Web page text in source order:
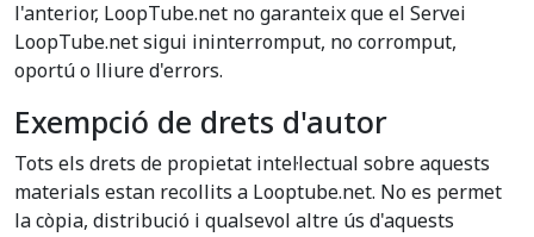
l'anterior, LoopTube.net no garanteix que el Servei
LoopTube.net sigui ininterromput, no corromput,
oportú o lliure d'errors.
Exempció de drets d'autor
Tots els drets de propietat intel·lectual sobre aquests
materials estan recollits a Looptube.net. No es permet
la còpia, distribució i qualsevol altre ús d'aquests